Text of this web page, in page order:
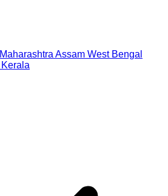
Maharashtra Assam West Bengal
Kerala